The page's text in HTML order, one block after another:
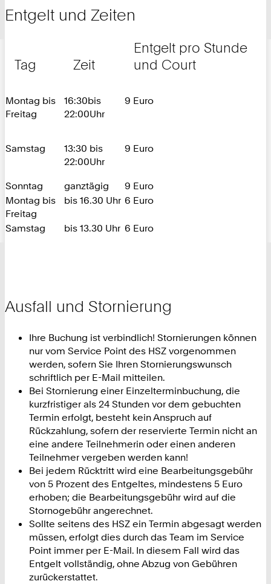
Entgelt und Zeiten
Tag Zeit
Entgelt pro Stunde
und Court
Montag bis
Freitag
16:30bis
22:00Uhr
9 Euro
Samstag
13:30 bis
22:00Uhr
9 Euro
Sonntag ganztägig
9 Euro
Montag bis
Freitag
bis 16.30 Uhr 6 Euro
Samstag bis 13.30 Uhr 6 Euro
Ausfall und Stornierung
Ihre Buchung ist verbindlich! Stornierungen können
nur vom Service Point des HSZ vorgenommen
werden, sofern Sie Ihren Stornierungswunsch
schriftlich per E-Mail mitteilen.
Bei Stornierung einer Einzelterminbuchung, die
kurzfristiger als 24 Stunden vor dem gebuchten
Termin erfolgt, besteht kein Anspruch auf
Rückzahlung, sofern der reservierte Termin nicht an
eine andere Teilnehmerin oder einen anderen
Teilnehmer vergeben werden kann!
Bei jedem Rücktritt wird eine Bearbeitungsgebühr
von 5 Prozent des Entgeltes, mindestens 5 Euro
erhoben; die Bearbeitungsgebühr wird auf die
Stornogebühr angerechnet.
Sollte seitens des HSZ ein Termin abgesagt werden
müssen, erfolgt dies durch das Team im Service
Point immer per E-Mail. In diesem Fall wird das
Entgelt vollständig, ohne Abzug von Gebühren
zurückerstattet.